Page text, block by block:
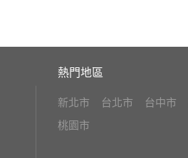
熱門地區
新北市 台北市 台中市
桃園市